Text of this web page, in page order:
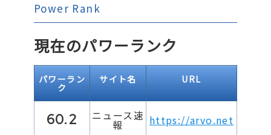
Power Rank
現在のパワーランク
パワーラン
ク
サイト名 URL
60.2 ニュース速
報 https://arvo.net